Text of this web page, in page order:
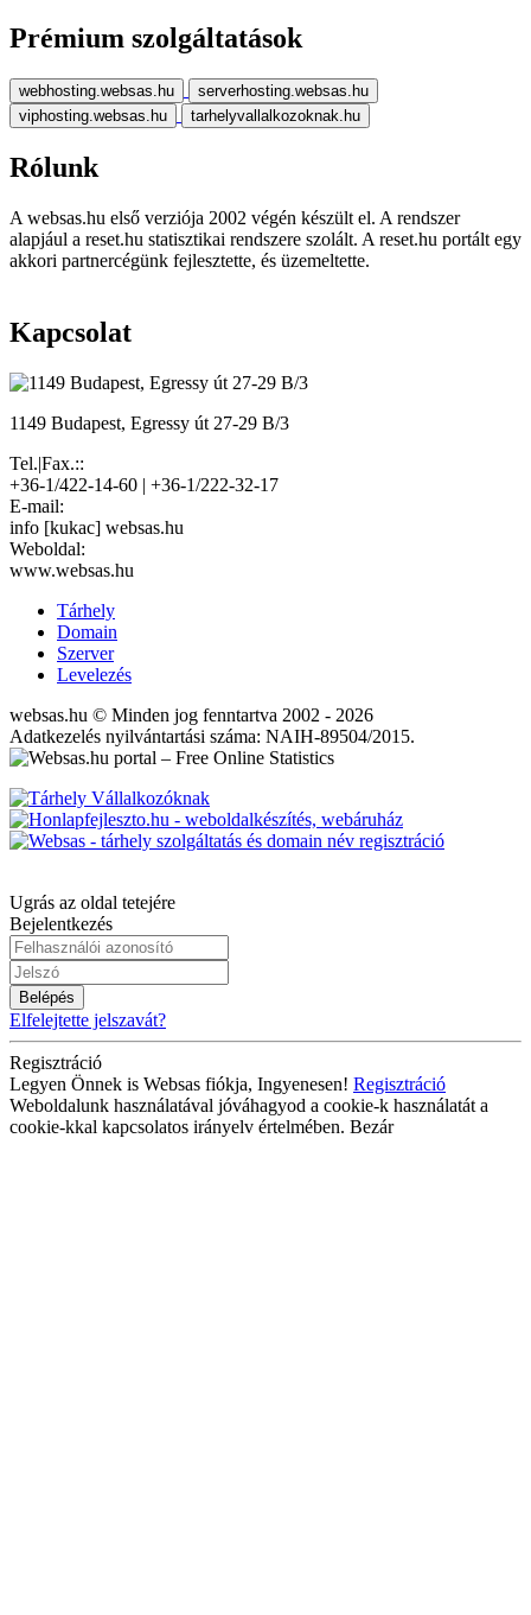
Prémium szolgáltatások
webhosting.websas.hu
serverhosting.websas.hu
viphosting.websas.hu
tarhelyvallalkozoknak.hu
Rólunk
A websas.hu első verziója 2002 végén készült el. A rendszer
alapjául a reset.hu statisztikai rendszere szolált. A reset.hu portált egy
akkori partnercégünk fejlesztette, és üzemeltette.
Kapcsolat
1149 Budapest, Egressy út 27-29 B/3
Tel.|Fax.::
+36-1/422-14-60 | +36-1/222-32-17
E-mail:
info [kukac] websas.hu
Weboldal:
www.websas.hu
Tárhely
Domain
Szerver
Levelezés
websas.hu © Minden jog fenntartva 2002 - 2026
Adatkezelés nyilvántartási száma: NAIH-89504/2015.
Ugrás az oldal tetejére
Bejelentkezés
Belépés
Elfelejtette jelszavát?
Regisztráció
Legyen Önnek is Websas fiókja, Ingyenesen! Regisztráció
Weboldalunk használatával jóváhagyod a cookie-k használatát a
cookie-kkal kapcsolatos irányelv értelmében. Bezár